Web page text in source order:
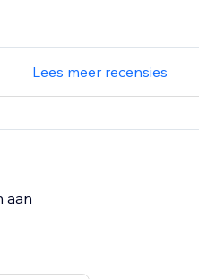
Lees meer recensies
aan